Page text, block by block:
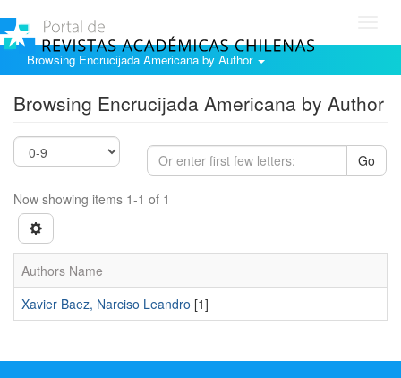
Browsing Encrucijada Americana by Author
Browsing Encrucijada Americana by Author
Go
Now showing items 1-1 of 1
Authors Name
Xavier Baez, Narciso Leandro [1]